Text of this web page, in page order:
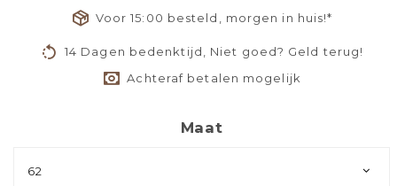
Voor 15:00 besteld, morgen in huis!*
14 Dagen bedenktijd, Niet goed? Geld terug!
Achteraf betalen mogelijk
Maat
62